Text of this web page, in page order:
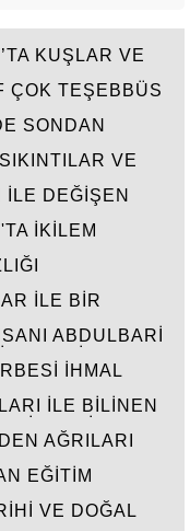
KUŞLAR VE
ÇOK TEŞEBBÜS
SONDAN
VE
İLE DEĞİŞEN
İKİLEM
İLE BİR
ABDULBARİ
İHMAL
İLE BİLİNEN
AĞRILARI
EĞİTİM
VE DOĞAL